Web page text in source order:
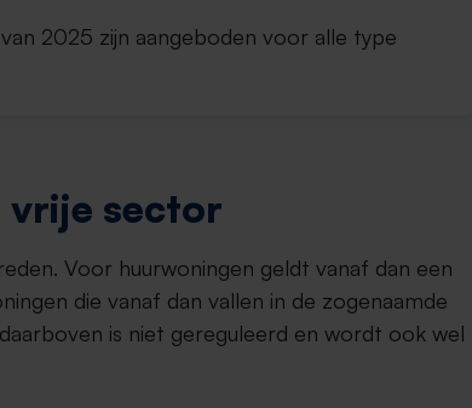
van 2025 zijn aangeboden voor alle type
vrije sector
Voor huurwoningen geldt vanaf dan een
die vanaf dan vallen in de zogenaamde
is niet gereguleerd en wordt ook wel